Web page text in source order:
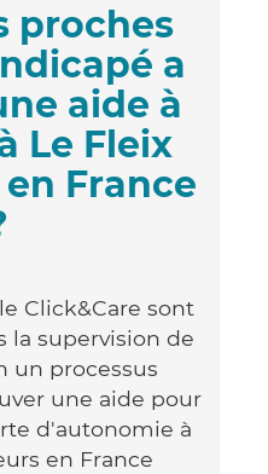
proches
a
aide à
Le Fleix
France
Click&Care sont
la supervision de
un processus
une aide pour
d'autonomie à
en France